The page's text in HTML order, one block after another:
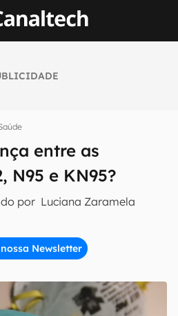
entre as
N95 e KN95?
por Luciana Zaramela
Newsletter
tecnologia em primeira
do Canaltech.